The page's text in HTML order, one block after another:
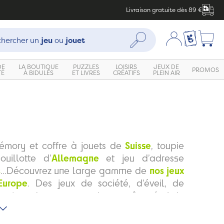
Livraison gratuite dès 89 €
:
un jeuou jouet Rechercher Mon compte
Ma liste
LA BOUTIQUE
À BIDULES
PUZZLES
ET LIVRES
LOISIRS
CRÉATIFS
JEUX DE
PLEIN AIR PROMOS
et coffre à jouets de Suisse, toupie
d’Allemagne
et jeu d’adresse
...Découvrez une large gamme de nos jeux
. Des jeux de société, d’éveil, de
jeux de cartes, puzzles et même étal de
Des jeux